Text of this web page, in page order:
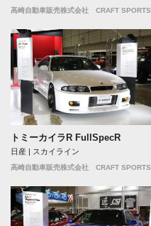
高崎自動車販売株式会社 CRAFT SPORTS
トミーカイラR FullSpecR
日産 | スカイライン
高崎自動車販売株式会社 CRAFT SPORTS